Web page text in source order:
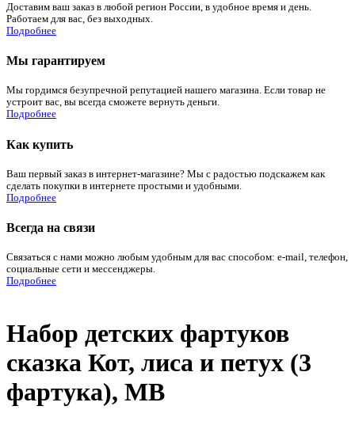
Доставим ваш заказ в любой регион России, в удобное время и день.
Работаем для вас, без выходных.
Подробнее
Мы гарантируем
Мы гордимся безупречной репутацией нашего магазина. Если товар не
устроит вас, вы всегда сможете вернуть деньги.
Подробнее
Как купить
Ваш первый заказ в интернет-магазине? Мы с радостью подскажем как
сделать покупки в интернете простыми и удобными.
Подробнее
Всегда на связи
Связаться с нами можно любым удобным для вас способом: e-mail, телефон,
социальные сети и мессенджеры.
Подробнее
Набор детских фартуков
сказка Кот, лиса и петух (3
фартука), МВ